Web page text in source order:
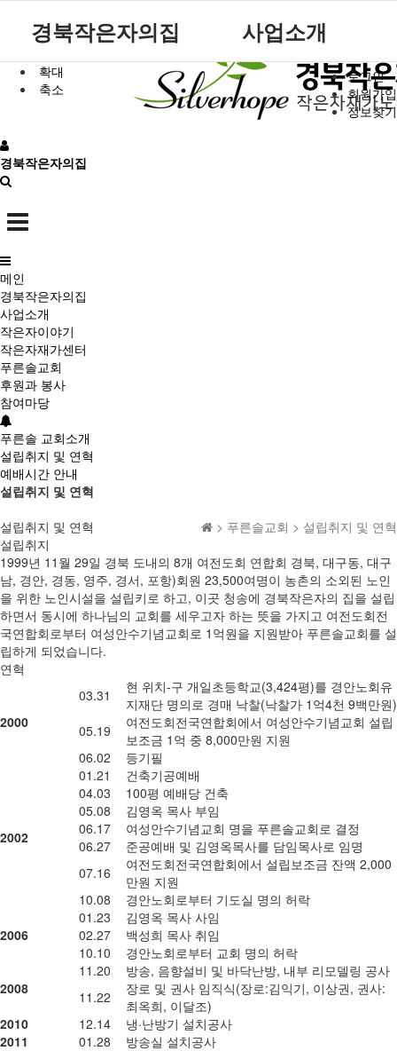
확대
축소
로그인
회원가입
정보찾기
경북작은자의집
경북작은자의집
원장인사말
재단소개
사업소개
주요서비스
월중계획
작은자이야기
작은자 소식
작은자재가센터
재가센터 갤러리
재가센터 특화프로그램
푸른솔 교회소개
설립취지 및 연혁
후원 안내
공지사항
자유게시판
메인
경북작은자의집
사업소개
작은자이야기
작은자재가센터
푸른솔교회
후원과 봉사
참여마당
푸른솔 교회소개
설립취지 및 연혁
예배시간 안내
설립취지 및 연혁
> 푸른솔교회 > 설립취지 및 연혁
설립취지 및 연혁
설립취지
1999년 11월 29일 경북 도내의 8개 여전도회 연합회 경북, 대구동, 대구
남, 경안, 경동, 영주, 경서, 포항)회원 23,500여명이 농촌의 소외된 노인
을 위한 노인시설을 설립키로 하고, 이곳 청송에 경북작은자의 집을 설립
하면서 동시에 하나님의 교회를 세우고자 하는 뜻을 가지고 여전도회전
국연합회로부터 여성안수기념교회로 1억원을 지원받아 푸른솔교회를 설
립하게 되었습니다.
연혁
2000
03.31
현 위치-구 개일초등학교(3,424평)를 경안노회유
지재단 명의로 경매 낙찰(낙찰가 1억4천 9백만원)
05.19
여전도회전국연합회에서 여성안수기념교회 설립
보조금 1억 중 8,000만원 지원
06.02
등기필
2002
01.21
건축기공예배
04.03
100평 예배당 건축
05.08
김영옥 목사 부임
06.17
여성안수기념교회 명을 푸른솔교회로 결정
06.27
준공예배 및 김영옥목사를 담임목사로 임명
07.16
여전도회전국연합회에서 설립보조금 잔액 2,000
만원 지원
10.08
경안노회로부터 기도실 명의 허락
2006
01.23
김영옥 목사 사임
02.27
백성희 목사 취임
10.10
경안노회로부터 교회 명의 허락
2008
11.20
방송, 음향설비 및 바닥난방, 내부 리모델링 공사
11.22
장로 및 권사 임직식(장로:김익기, 이상권, 권사:
최옥희, 이달조)
2010
12.14
냉·난방기 설치공사
2011
01.28 방송실 설치공사